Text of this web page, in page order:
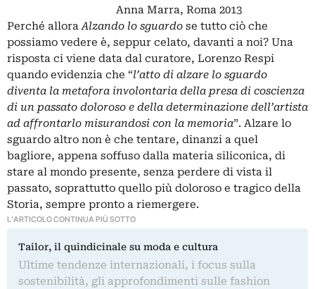
Anna Marra, Roma 2013
Perché alloraAlzando lo sguardo se tutto ciò che
possiamo vedere è, seppur celato, davanti a noi? Una
risposta ci viene data dal curatore, Lorenzo Respi
quando evidenzia che “l’atto di alzare lo sguardo
diventa la metafora involontaria della presa di coscienza
di un passato doloroso e della determinazione dell’artista
ad affrontarlo misurandosi con la memoria”. Alzare lo
sguardo altro non è che tentare, dinanzi a quel
bagliore, appena soffuso dalla materia siliconica, di
stare al mondo presente, senza perdere di vista il
passato, soprattutto quello più doloroso e tragico della
Storia, sempre pronto a riemergere.
L'ARTICOLO CONTINUA PIÙ SOTTO
Tailor, il quindicinale su moda e cultura
Ultime tendenze internazionali, i focus sulla
sostenibilità, gli approfondimenti sulle fashion